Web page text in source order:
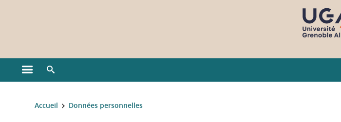
Ouvrir le menu principal
Vous êtes ici :
Accueil Données personnelles